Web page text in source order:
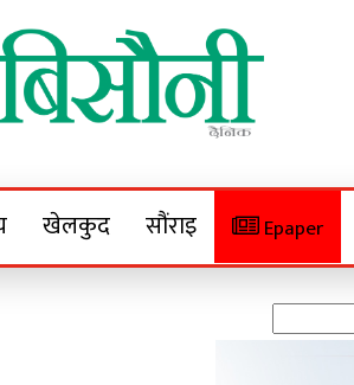
खेलकुद सौंराइ Epaper
for: